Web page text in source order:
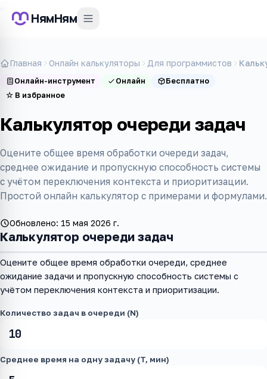
НямНям
Главная Онлайн калькуляторы Для программистов
Онлайн-инструмент Онлайн
Бесплатно
☆ В избранное
Калькулятор очереди задач
Оцените общее время обработки очереди задач,
среднее ожидание и пропускную способность системы
с учётом переключения контекста и приоритизации.
Простой онлайн калькулятор с примерами и формулами.
Обновлено: 15 мая 2026 г.
Калькулятор очереди задач
Оцените общее время обработки очереди, среднее
ожидание задачи и пропускную способность системы с
учётом переключения контекста и приоритизации.
Количество задач в очереди (N)
Среднее время на одну задачу (T, мин)